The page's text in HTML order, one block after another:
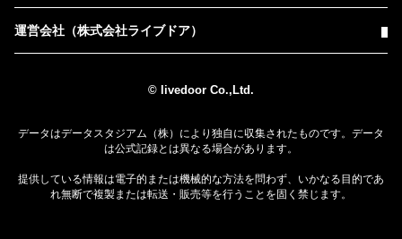
運営会社（株式会社ライブドア）
© livedoor Co.,Ltd.
データはデータスタジアム（株）により独自に収集されたものです。データ
は公式記録とは異なる場合があります。
提供している情報は電子的または機械的な方法を問わず、いかなる目的であ
れ無断で複製または転送・販売等を行うことを固く禁じます。